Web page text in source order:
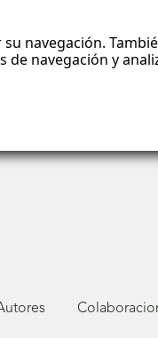
navegación.
navegación y